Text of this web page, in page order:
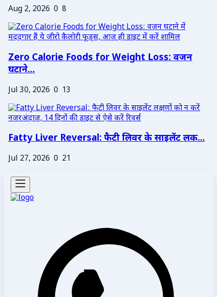
Aug 2, 2026 0 8
Zero Calorie Foods for Weight Loss: वजन
घटाने...
Jul 30, 2026 0 13
Fatty Liver Reversal: फैटी लिवर के साइलेंट लक...
Jul 27, 2026 0 21